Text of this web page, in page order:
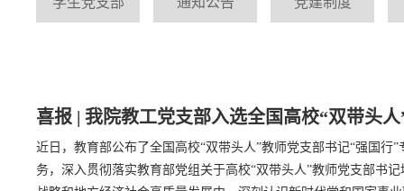
喜报 | 我院教工党支部入选全国高校“双带头
近日，教育部公布了全国高校“双带头人”教师党支部书记“强国
务，深入贯彻落实教育部党组关于高校“双带头人”教师党支部书